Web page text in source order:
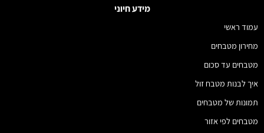
מידע חיוני
עמוד ראשי
מחירון מטבחים
מטבחים עד סכום
איך לבנות מטבח זול
תמונות של מטבחים
מטבחים לפי אזור